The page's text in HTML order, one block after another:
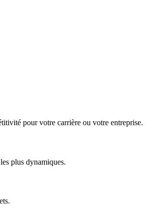
pour votre carrière ou votre entreprise.
plus dynamiques.